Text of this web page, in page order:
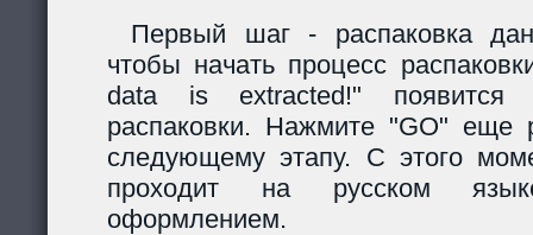
Первый шаг - распаковка
чтобы начать процесс
data is extracted!" появится
распаковки. Нажмите "GO" еще
следующему этапу. С этого
проходит на русском
оформлением.